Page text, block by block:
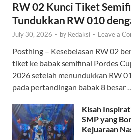
RW 02 Kunci Tiket
Tundukkan RW 010
July 30, 2026 - by Redaksi - Leave a
Posthing – Kesebelasan RW 02
tiket ke babak semifinal Pordes
2026 setelah menundukkan RW
pada pertandingan babak 8 besar
Kisah
SMP yang
Kejuaraan